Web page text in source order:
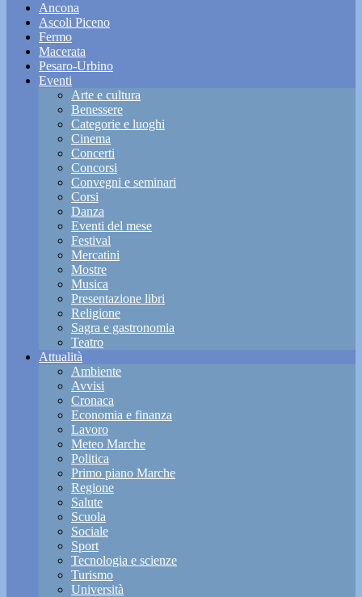
Ancona
Ascoli Piceno
Fermo
Macerata
Pesaro-Urbino
Eventi
Arte e cultura
Benessere
Categorie e luoghi
Cinema
Concerti
Concorsi
Convegni e seminari
Corsi
Danza
Eventi del mese
Festival
Mercatini
Mostre
Musica
Presentazione libri
Religione
Sagra e gastronomia
Teatro
Attualità
Ambiente
Avvisi
Cronaca
Economia e finanza
Lavoro
Meteo Marche
Politica
Primo piano Marche
Regione
Salute
Scuola
Sociale
Sport
Tecnologia e scienze
Turismo
Università